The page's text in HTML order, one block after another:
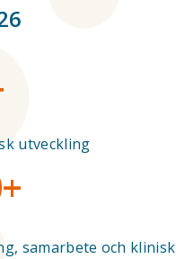
utveckling
samarbete och klinisk